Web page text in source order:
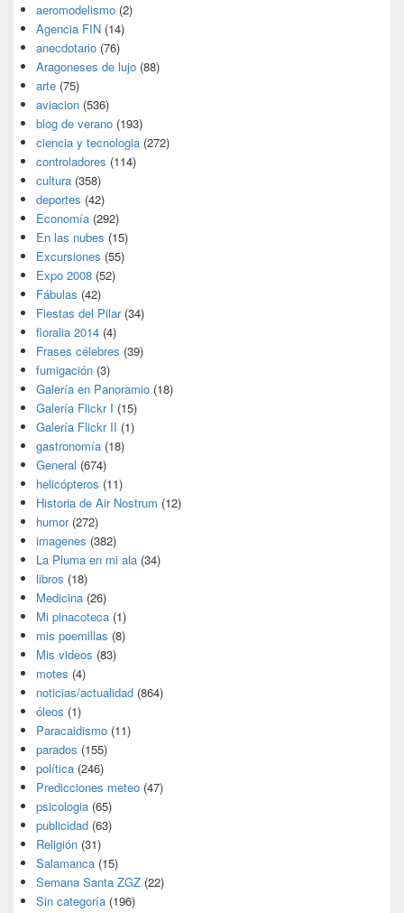
aeromodelismo (2)
Agencia FIN (14)
anecdotario (76)
Aragoneses de lujo (88)
arte (75)
aviacion (536)
blog de verano (193)
ciencia y tecnologia (272)
controladores (114)
cultura (358)
deportes (42)
Economía (292)
En las nubes (15)
Excursiones (55)
Expo 2008 (52)
Fábulas (42)
Fiestas del Pilar(34)
floralia 2014 (4)
Frases célebres (39)
fumigación (3)
Galería en Panoramio (18)
Galería Flickr I (15)
Galería Flickr II (1)
gastronomía (18)
General (674)
helicópteros (11)
Historia de Air Nostrum (12)
humor(272)
imagenes (382)
La Pluma en mi ala (34)
libros (18)
Medicina (26)
Mi pinacoteca (1)
mis poemillas (8)
Mis videos (83)
motes (4)
noticias/actualidad (864)
óleos (1)
Paracaidismo (11)
parados (155)
política (246)
Predicciones meteo (47)
psicologia (65)
publicidad (63)
Religión (31)
Salamanca (15)
Semana Santa ZGZ (22)
Sin categoría (196)